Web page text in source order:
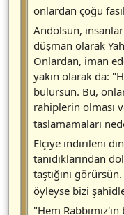
onlardan çoğu
Andolsun,
düşman olarak
Onlardan, iman
yakın olarak da:
bulursun. Bu,
rahiplerin olması
taslamamaları
Elçiye indirileni
tanıdıklarından
taştığını
öyleyse bizi
"Hem